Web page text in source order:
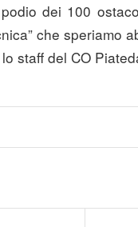
dei 100
che speriamo
staff del CO